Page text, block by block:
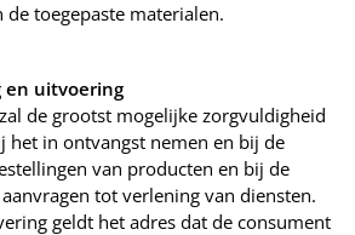
de toegepaste materialen.
en uitvoering
de grootst mogelijke zorgvuldigheid
het in ontvangst nemen en bij de
van producten en bij de
tot verlening van diensten.
geldt het adres dat de consument